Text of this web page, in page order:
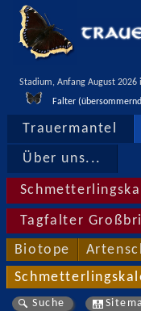
Stadium, Anfang August 2026
Falter
Trauermantel
Über uns...
Tagfalter
Biotope
Suche